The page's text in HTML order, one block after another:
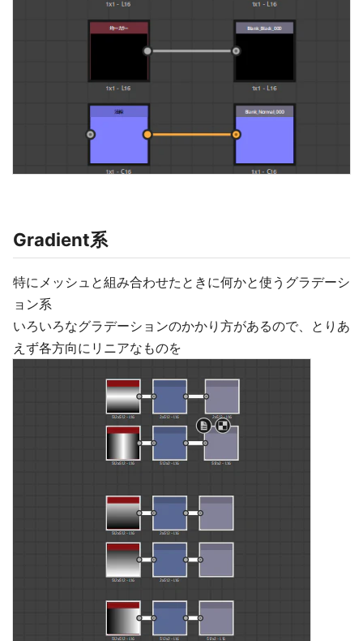
Gradient系
特にメッシュと組み合わせたときに何かと使うグラデーシ
ョン系
いろいろなグラデーションのかかり方があるので、とりあ
えず各方向にリニアなものを